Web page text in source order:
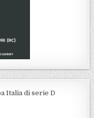
Italia di serie D